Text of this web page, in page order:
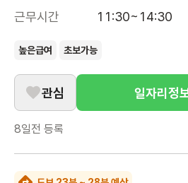
근무시간
11:30~14:30
높은급여 초보가능
관심 일자리정
8일전 등록